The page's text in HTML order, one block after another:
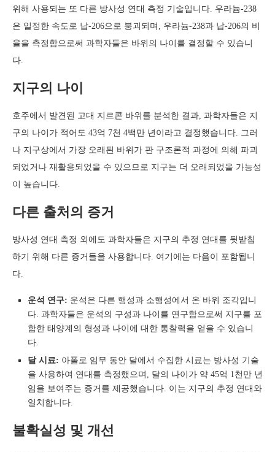
위해 사용되는 또 다른 방사성 연대 측정 기술입니다. 우라늄-238
은 일정한 속도로 납-206으로 붕괴되며, 우라늄-238과 납-206의 비
율을 측정함으로써 과학자들은 바위의 나이를 결정할 수 있습니
다.
지구의 나이
호주에서 발견된 고대 지르콘 바위를 분석한 결과, 과학자들은 지
구의 나이가 적어도 43억 7천 4백만 년이라고 결정했습니다. 그러
나 지구상에서 가장 오래된 바위가 판 구조론적 과정에 의해 파괴
되었거나 재활용되었을 수 있으므로 지구는 더 오래되었을 가능성
이 높습니다.
다른 출처의 증거
방사성 연대 측정 외에도 과학자들은 지구의 추정 연대를 뒷받침
하기 위해 다른 증거들을 사용합니다. 여기에는 다음이 포함됩니
다.
운석 연구: 운석은 다른 행성과 소행성에서 온 바위 조각입니
다. 과학자들은 운석의 구성과 나이를 연구함으로써 지구를 포
함한 태양계의 형성과 나이에 대한 통찰력을 얻을 수 있습니
다.
달 시료: 아폴로 임무 동안 달에서 수집한 시료는 방사성 기술
을 사용하여 연대를 측정했으며, 달의 나이가 약 45억 1천만 년
임을 보여주는 증거를 제공했습니다. 이는 지구의 추정 연대와
일치합니다.
불확실성 및 개선